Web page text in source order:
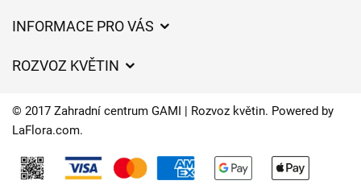
INFORMACE PRO VÁS
Často kladené dotazy
O nás
Časy doručení květin – přehled možností
ROZVOZ KVĚTIN
Kam doručujeme květiny
Kontakt
© 2017 Zahradní centrum GAMI | Rozvoz květin. Powered by
LaFlora.com.